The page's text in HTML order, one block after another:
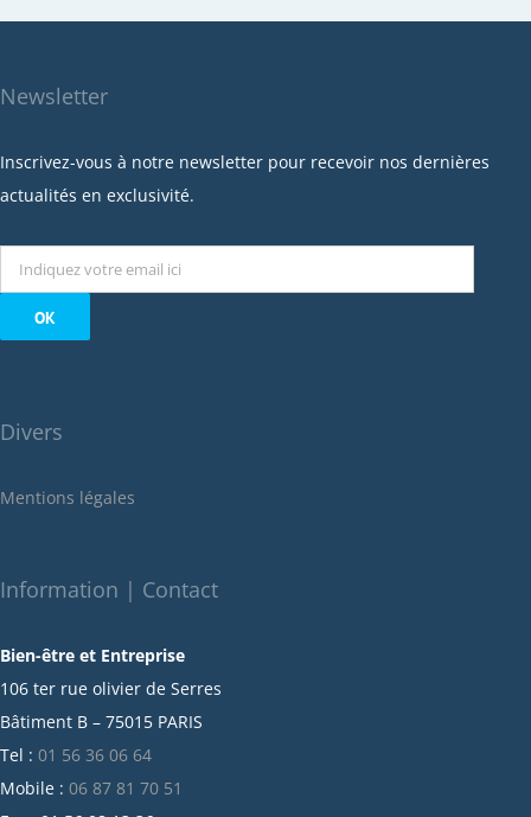
mars 2023
janvier 2023
décembre 2022
octobre 2022
septembre 2022
août 2022
mai 2022
décembre 2021
octobre 2021
juillet 2021
juin 2021
mai 2021
avril 2021
mars 2021
Newsletter
Inscrivez-vous à notre newsletter pour recevoir nos dernières
actualités en exclusivité.
Divers
Mentions légales
Information | Contact
Bien-être et Entreprise
106 ter rue olivier de Serres
Bâtiment B – 75015 PARIS
Tel : 01 56 36 06 64
Mobile : 06 87 81 70 51